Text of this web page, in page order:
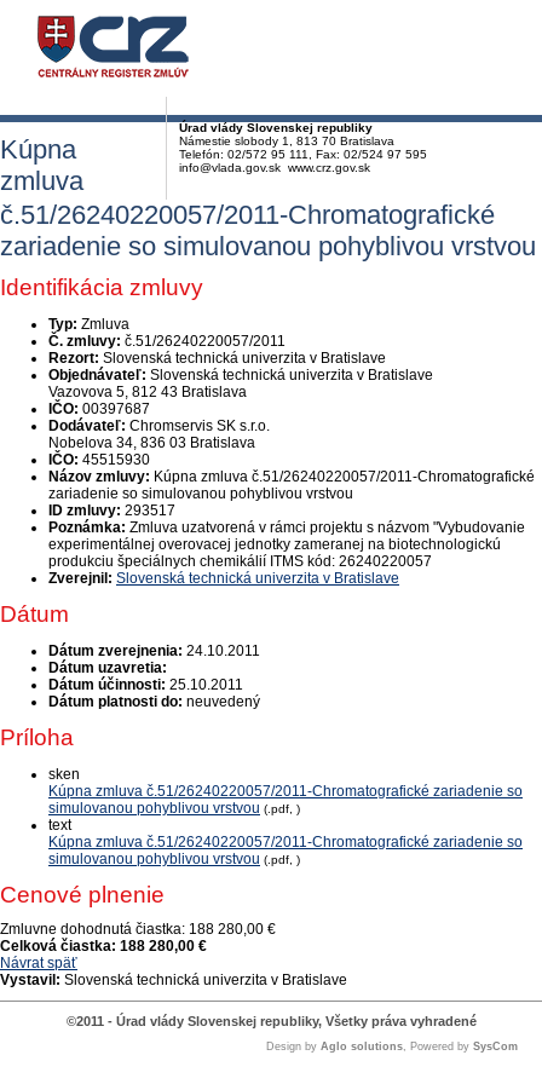
Úrad vlády Slovenskej republiky
Námestie slobody 1, 813 70 Bratislava
Telefón: 02/572 95 111, Fax: 02/524 97 595
info@vlada.gov.sk www.crz.gov.sk
Kúpna
zmluva
č.51/26240220057/2011-Chromatografické
zariadenie so simulovanou pohyblivou vrstvou
Identifikácia zmluvy
Typ: Zmluva
Č. zmluvy: č.51/26240220057/2011
Rezort: Slovenská technická univerzita v Bratislave
Objednávateľ: Slovenská technická univerzita v Bratislave
Vazovova 5, 812 43 Bratislava
IČO: 00397687
Dodávateľ: Chromservis SK s.r.o.
Nobelova 34, 836 03 Bratislava
IČO: 45515930
Názov zmluvy: Kúpna zmluva č.51/26240220057/2011-Chromatografické
zariadenie so simulovanou pohyblivou vrstvou
ID zmluvy: 293517
Poznámka: Zmluva uzatvorená v rámci projektu s názvom "Vybudovanie
experimentálnej overovacej jednotky zameranej na biotechnologickú
produkciu špeciálnych chemikálií ITMS kód: 26240220057
Zverejnil: Slovenská technická univerzita v Bratislave
Dátum
Dátum zverejnenia: 24.10.2011
Dátum uzavretia:
Dátum účinnosti: 25.10.2011
Dátum platnosti do: neuvedený
Príloha
sken
Kúpna zmluva č.51/26240220057/2011-Chromatografické zariadenie so
simulovanou pohyblivou vrstvou (.pdf, )
text
Kúpna zmluva č.51/26240220057/2011-Chromatografické zariadenie so
simulovanou pohyblivou vrstvou (.pdf, )
Cenové plnenie
Zmluvne dohodnutá čiastka: 188 280,00 €
Celková čiastka: 188 280,00 €
Návrat späť
Vystavil: Slovenská technická univerzita v Bratislave
©2011 - Úrad vlády Slovenskej republiky, Všetky práva vyhradené
Design by Aglo solutions, Powered by SysCom